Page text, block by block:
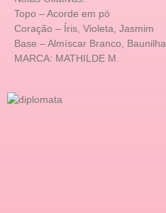
Topo – Acorde em pó
Coração – Íris, Violeta, Jasmim
Base – Almíscar Branco, Baunilha
MARCA: MATHILDE M.